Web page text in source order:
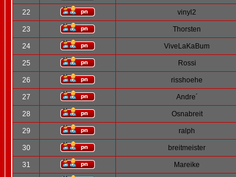
22 vinyl2
23 Thorsten
24 ViveLaKaBum
25 Rossi
26 risshoehe
27 Andre´
28 Osnabreit
29 ralph
30 breitmeister
31 Mareike